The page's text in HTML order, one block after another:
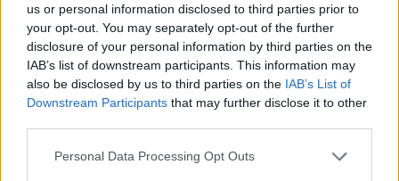
us or personal information disclosed to third parties prior to
your opt-out. You may separately opt-out of the further
disclosure of your personal information by third parties on the
IAB’s list of downstream participants. This information may
also be disclosed by us to third parties on the IAB’s List of
Downstream Participants that may further disclose it to other
Please note that this website/app uses one or more Google
Personal Data Processing Opt Outs
AUTOR
staff